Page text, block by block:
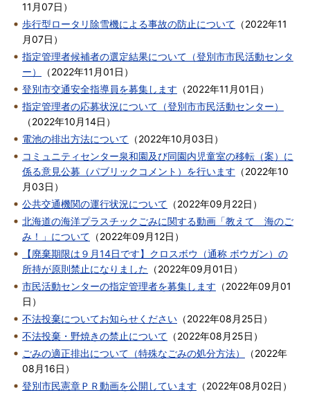
11月07日 ）
歩行型ロータリ除雪機による事故の防止について （2022年11
月07日 ）
指定管理者候補者の選定結果について（登別市市民活動センタ
ー）
（2022年11月01日 ）
登別市交通安全指導員を募集します （2022年11月01日 ）
指定管理者の応募状況について（登別市市民活動センター）
（2022年10月14日 ）
電池の排出方法について （2022年10月03日 ）
コミュニティセンター泉和園及び同園内児童室の移転（案）に
係る意見公募（パブリックコメント）を行います （2022年10
月03日 ）
公共交通機関の運行状況について （2022年09月22日 ）
北海道の海洋プラスチックごみに関する動画「教えて 海のご
み！」について （2022年09月12日 ）
【廃棄期限は９月14日です】クロスボウ（通称 ボウガン）の
所持が原則禁止になりました （2022年09月01日 ）
市民活動センターの指定管理者を募集します （2022年09月01
日 ）
不法投棄についてお知らせください （2022年08月25日 ）
不法投棄・野焼きの禁止について （2022年08月25日 ）
ごみの適正排出について（特殊なごみの処分方法）
（2022年
08月16日 ）
登別市民憲章ＰＲ動画を公開しています （2022年08月02日 ）